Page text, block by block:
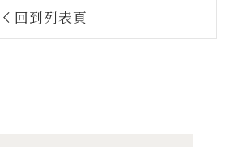
回到列表頁